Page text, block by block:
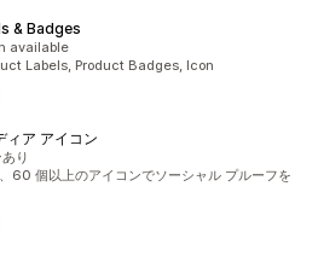
& Badges
available
Labels, Product Badges, Icon
ィア アイコン
り
60 個以上のアイコンでソーシャル プルーフを